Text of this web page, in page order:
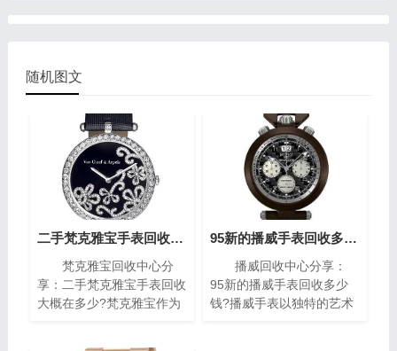
随机图文
二手梵克雅宝手表回收大概在多少?(梵克雅宝高价回收指南)
梵克雅宝回收中心分
享：二手梵克雅宝手表回收
大概在多少?梵克雅宝作为
95新的播威手表回收多少钱?(高价回收指南)
播威回收中心分享：
95新的播威手表回收多少
钱?播威手表以独特的艺术